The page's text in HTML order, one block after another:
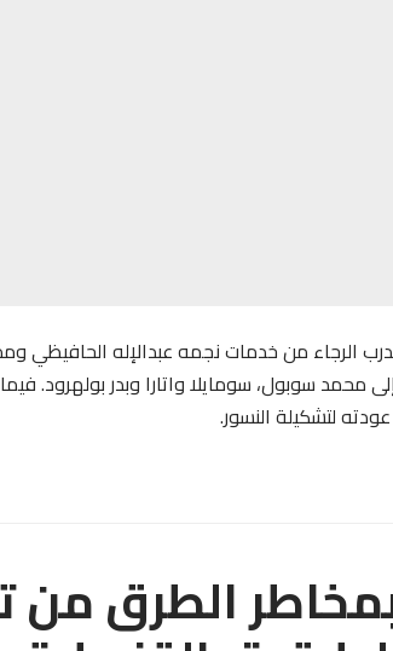
الرجاء من خدمات نجمه عبدالإله الحافيظي
محمد سوبول، سومايلا واتارا وبدر بولهرود.
لتشكيلة النسور.
الطرق من